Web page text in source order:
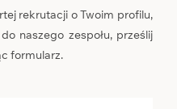
rekrutacji o Twoim profilu,
naszego zespołu, prześlij
formularz.